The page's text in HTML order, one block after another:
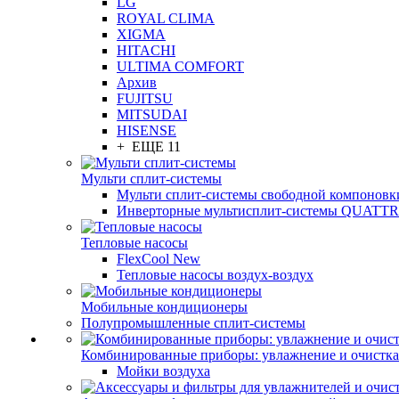
ROYAL CLIMA
XIGMA
HITACHI
ULTIMA COMFORT
Архив
FUJITSU
MITSUDAI
HISENSE
+ ЕЩЕ 11
Мульти сплит-системы
Мульти сплит-системы свободной
Инверторные мультисплит-системы
Тепловые насосы
FlexCool New
Тепловые насосы воздух-воздух
Мобильные кондиционеры
Полупромышленные сплит-системы
Комбинированные приборы: увлажнение и очистка
Мойки воздуха